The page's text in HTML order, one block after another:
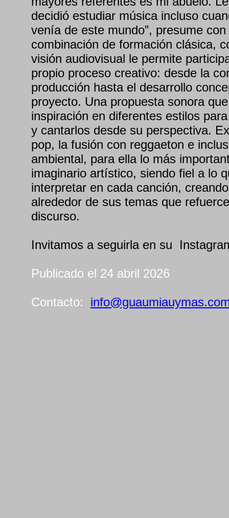
decidió estudiar música incluso
venía de este mundo”, presume
combinación de formación clásica,
visión audiovisual le permite
propio proceso creativo: desde la
producción hasta el desarrollo
proyecto. Una propuesta sonora
inspiración en diferentes estilos
y cantarlos desde su perspectiva.
pop, la fusión con reggaeton e
ambiental, para ella lo más
imaginario artístico, siendo fiel a lo
interpretar en cada canción,
alrededor de sus temas que
discurso.
Invitamos a seguirla en su
Publicado el 24 abril 2026
Contacto: